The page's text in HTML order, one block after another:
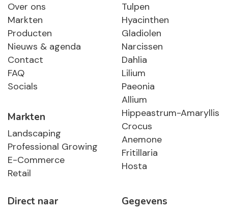
Over ons
Markten
Producten
Nieuws & agenda
Contact
FAQ
Socials
Markten
Landscaping
Professional Growing
E-Commerce
Retail
Tulpen
Hyacinthen
Gladiolen
Narcissen
Dahlia
Lilium
Paeonia
Allium
Hippeastrum-Amaryllis
Crocus
Anemone
Fritillaria
Hosta
Direct naar Gegevens